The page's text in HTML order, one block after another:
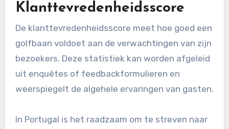
Klanttevredenheidsscore
De klanttevredenheidsscore meet hoe goed een
golfbaan voldoet aan de verwachtingen van zijn
bezoekers. Deze statistiek kan worden afgeleid
uit enquêtes of feedbackformulieren en
weerspiegelt de algehele ervaringen van gasten.
In Portugal is het raadzaam om te streven naar